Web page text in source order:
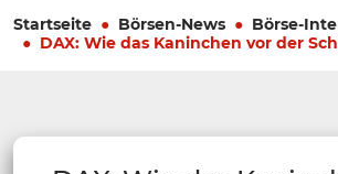
Startseite Börsen-News
Börse-
DAX: Wie das Kaninchen vor der